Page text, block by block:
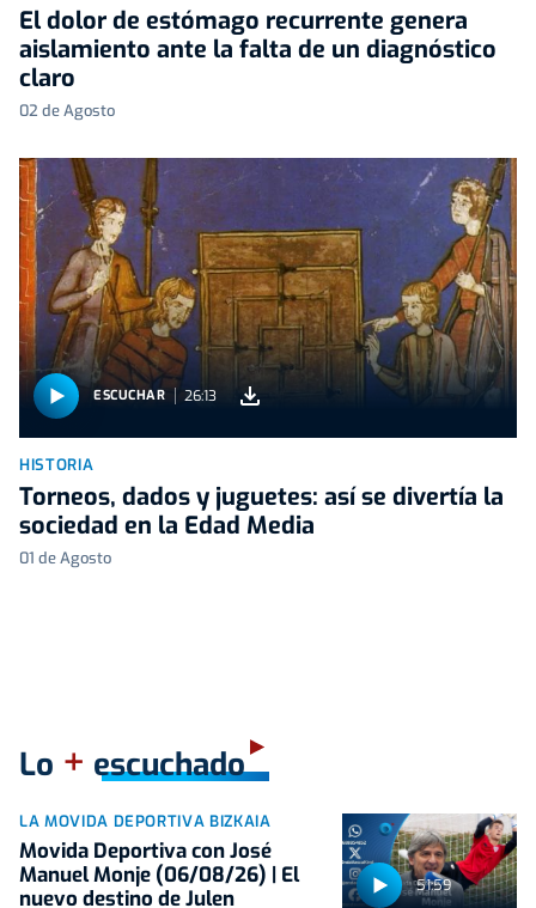
El dolor de estómago recurrente genera
aislamiento ante la falta de un diagnóstico
claro
02 de Agosto
ESCUCHAR 26:13
HISTORIA
Torneos, dados y juguetes: así se divertía la
sociedad en la Edad Media
01 de Agosto
Lo + escuchado
51:59
LA MOVIDA DEPORTIVA BIZKAIA
Movida Deportiva con José
Manuel Monje (06/08/26) | El
nuevo destino de Julen